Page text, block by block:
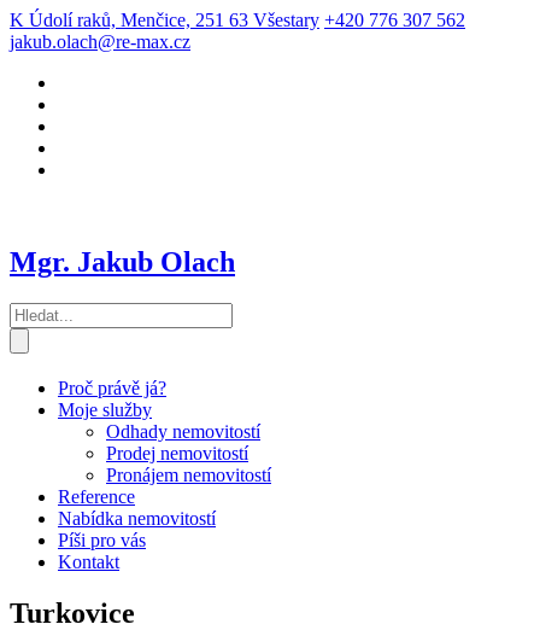
K Údolí raků, Menčice, 251 63 Všestary +420 776 307 562
jakub.olach@re-max.cz
Mgr. Jakub Olach
Proč právě já?
Moje služby
Odhady nemovitostí
Prodej nemovitostí
Pronájem nemovitostí
Reference
Nabídka nemovitostí
Píši pro vás
Kontakt
Turkovice